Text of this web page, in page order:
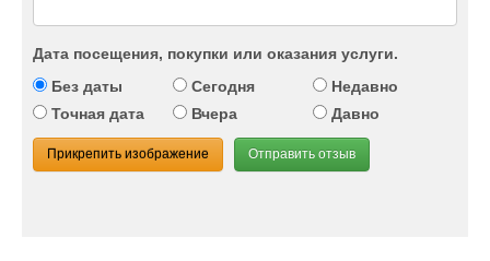
Дата посещения, покупки или оказания услуги.
Без даты
Сегодня
Недавно
Точная дата
Вчера Давно
Прикрепить изображение Отправить отзыв